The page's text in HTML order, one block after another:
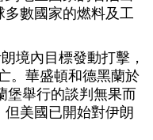
數國家的燃料及工
境內目標發動打擊，
。華盛頓和德黑蘭於
堡舉行的談判無果而
美國已開始對伊朗